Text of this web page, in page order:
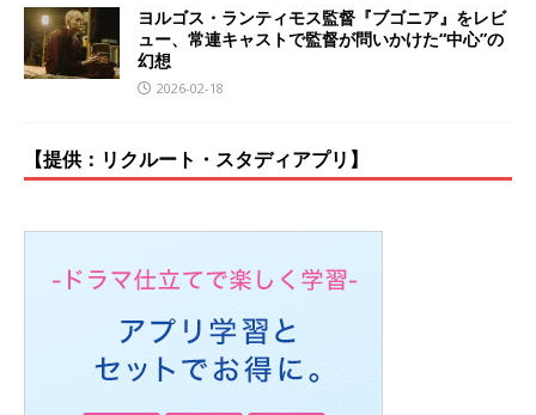
ヨルゴス・ランティモス監督『ブゴニア』をレビ
ュー、常連キャストで監督が問いかけた“中心”の
幻想
2026-02-18
【提供：リクルート・スタディアプリ】